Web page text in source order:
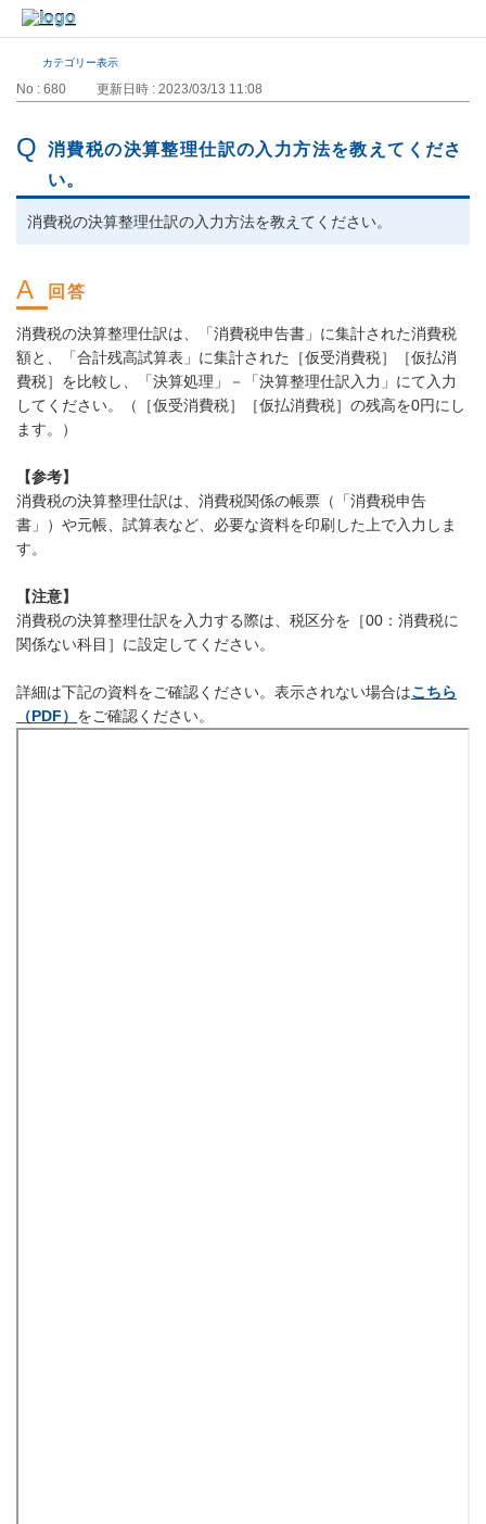
カテゴリー表示
No : 680 更新日時 : 2023/03/13 11:08
消費税の決算整理仕訳の入力方法を教えてくださ
い。
消費税の決算整理仕訳の入力方法を教えてください。
消費税の決算整理仕訳は、「消費税申告書」に集計された消費税
額と、「合計残高試算表」に集計された［仮受消費税］［仮払消
費税］を比較し、「決算処理」－「決算整理仕訳入力」にて入力
してください。（［仮受消費税］［仮払消費税］の残高を0円にし
ます。）
【参考】
消費税の決算整理仕訳は、消費税関係の帳票（「消費税申告
書」）や元帳、試算表など、必要な資料を印刷した上で入力しま
す。
【注意】
消費税の決算整理仕訳を入力する際は、税区分を［00：消費税に
関係ない科目］に設定してください。
詳細は下記の資料をご確認ください。表示されない場合はこちら
（PDF） をご確認ください。